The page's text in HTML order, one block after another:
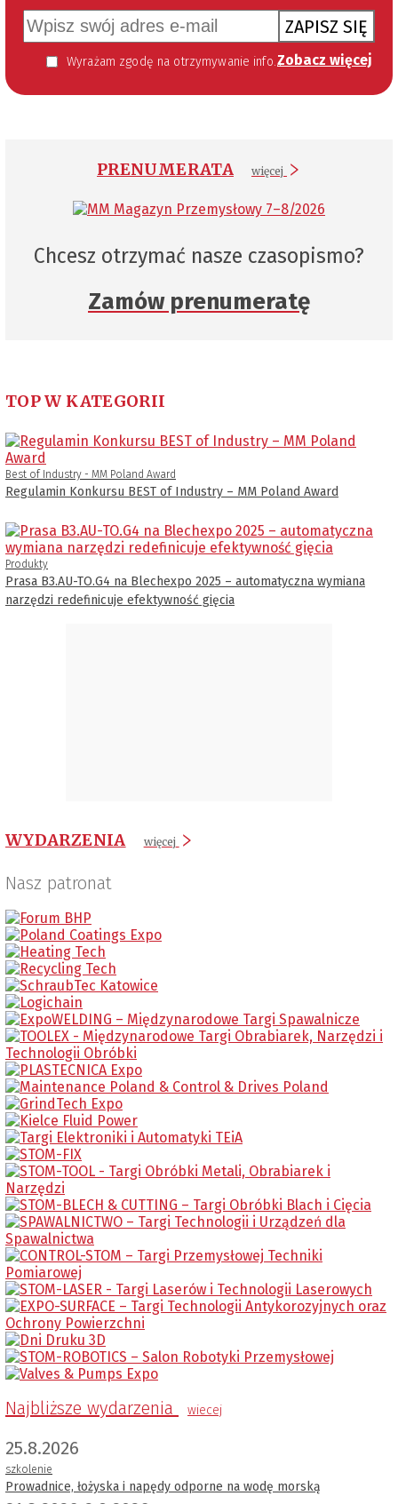
ZAPISZ SIĘ
Wyrażam zgodę na otrzymywanie informacji handlowej kierowanej do mnie za pomocą środków komunikacji elektronicznej w szczególności poczty elektronicznej zgodnie z przepisem art. 10 ust 2 ustawy z dnia 18 lipca 2002 roku o świadczeniu usług drogą elektroniczną (Dz. U. 144 z 2002 r. poz. 1204). Zgoda jest dobrowolna, jednak jej wyrażenie jest konieczne, aby otrzymywać newsletter. Zobacz więcej
PRENUMERATA więcej
Chcesz otrzymać nasze czasopismo?
Zamów prenumeratę
TOP W KATEGORII
Best of Industry - MM Poland Award
Regulamin Konkursu BEST of Industry – MM Poland Award
Produkty
Prasa B3.AU-TO.G4 na Blechexpo 2025 – automatyczna wymiana
narzędzi redefinicuje efektywność gięcia
WYDARZENIA więcej
Nasz patronat
Najbliższe wydarzenia wiecej
25.8.2026
szkolenie
Prowadnice, łożyska i napędy odporne na wodę morską